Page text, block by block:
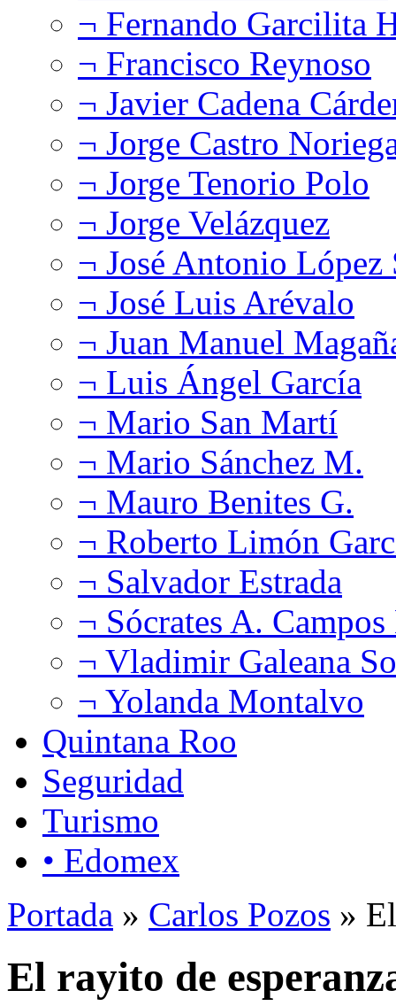
¬ Fernando Garcilita
¬ Francisco Reynoso
¬ Javier Cadena
¬ Jorge Castro
¬ Jorge Tenorio Polo
¬ Jorge Velázquez
¬ José Antonio López
¬ José Luis Arévalo
¬ Juan Manuel
¬ Luis Ángel García
¬ Mario San Martí
¬ Mario Sánchez M.
¬ Mauro Benites G.
¬ Roberto Limón
¬ Salvador Estrada
¬ Sócrates A.
¬ Vladimir Galeana
¬ Yolanda Montalvo
Quintana Roo
Seguridad
Turismo
• Edomex
Portada » Carlos Pozos »
El rayito de